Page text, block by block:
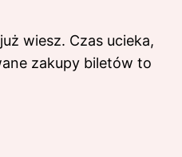
wiesz. Czas ucieka,
zakupy biletów to